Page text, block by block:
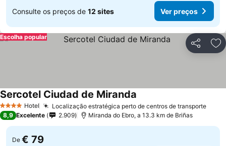
Consulte os preços de 12 sites Ver preços
Partilhar
Escolha popular
4 EstrelasHotel Localização estratégica perto de centros de transporte
Sercotel Ciudad de Miranda
8,9 Excelente 2.909 Miranda do Ebro, a 13.3 km de Briñas
De € 79